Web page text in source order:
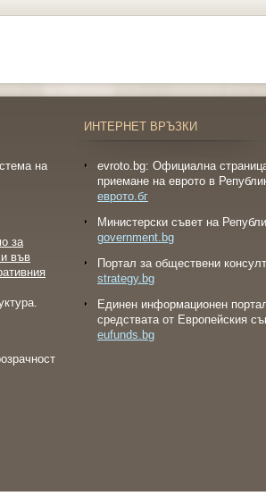
на
за
във
ИНТЕРНЕТ ВРЪЗКИ
evroto.bg: Официална
приемане на еврото в
еврото.бг
Министерски съвет на
government.bg
Портал за обществени
strategy.bg
Eдинен информационен
средствата от Европейския
eufunds.bg